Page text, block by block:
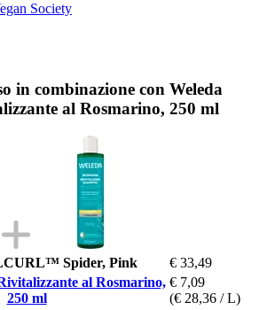
Society
in combinazione con Weleda
al Rosmarino, 250 ml
Spider, Pink
€ 33,49
al Rosmarino,
250 ml
€ 7,09
(€ 28,36 / L)